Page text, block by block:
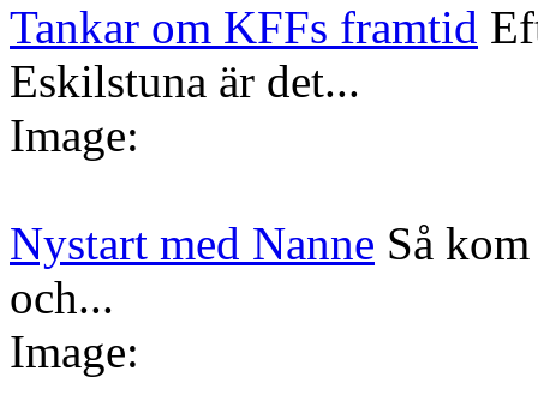
Tankar om KFFs framtid
Eskilstuna är det...
Image:
Nystart med Nanne Så
och...
Image: